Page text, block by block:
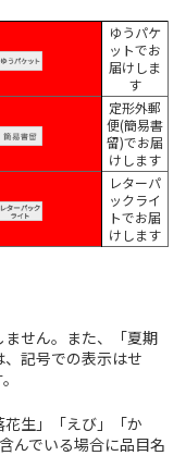
ゆうパケ
ットでお
届けしま
す
定形外郵
便(簡易書
留)でお届
けします
レターパ
ックライ
トでお届
けします
せん。また、「夏期
記号での表示はせ
生」「えび」「か
んでいる場合に品目名